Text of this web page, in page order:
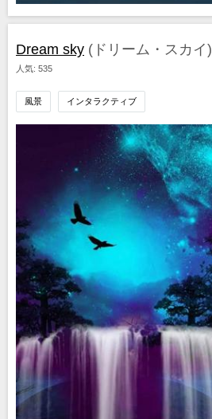
Dream sky (ドリーム・スカイ)
人気: 535
風景 インタラクティブ